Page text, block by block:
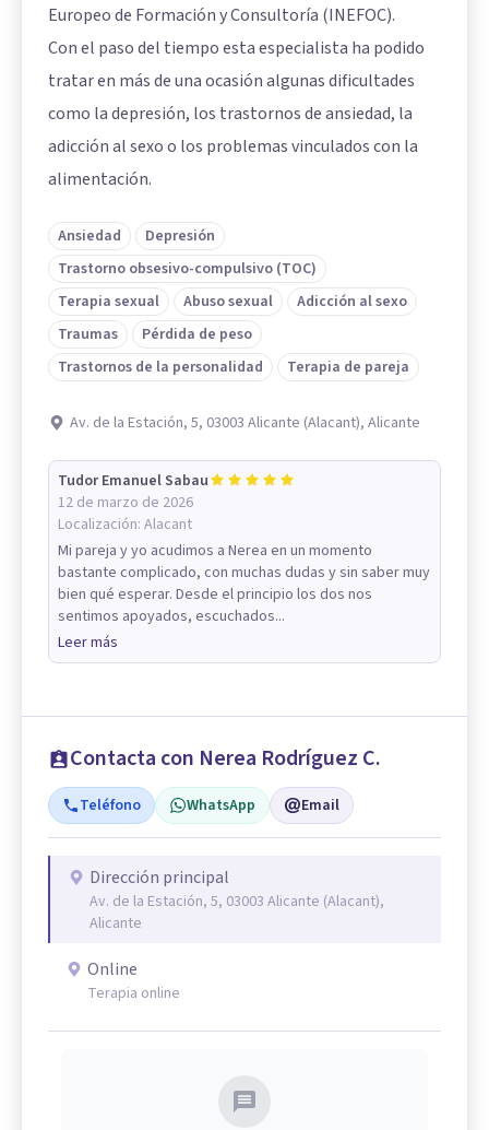
Europeo de Formación y Consultoría (INEFOC).
Con el paso del tiempo esta especialista ha podido
tratar en más de una ocasión algunas dificultades
como la depresión, los trastornos de ansiedad, la
adicción al sexo o los problemas vinculados con la
alimentación.
Ansiedad
Depresión
Trastorno obsesivo-compulsivo (TOC)
Terapia sexual
Abuso sexual
Adicción al sexo
Traumas
Pérdida de peso
Trastornos de la personalidad
Terapia de pareja
Av. de la Estación, 5, 03003 Alicante (Alacant), Alicante
Tudor Emanuel Sabau
12 de marzo de 2026
Localización: Alacant
Mi pareja y yo acudimos a Nerea en un momento
bastante complicado, con muchas dudas y sin saber muy
bien qué esperar. Desde el principio los dos nos
sentimos apoyados, escuchados...
Leer más
Contacta con Nerea Rodríguez C.
Teléfono WhatsApp Email
Dirección principal
Av. de la Estación, 5, 03003 Alicante (Alacant),
Alicante
Online
Terapia online